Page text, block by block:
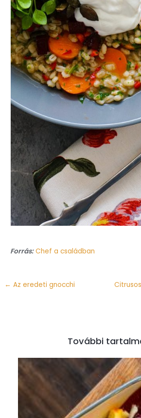
Forrás: Chef a családban
← Az eredeti gnocchi
További